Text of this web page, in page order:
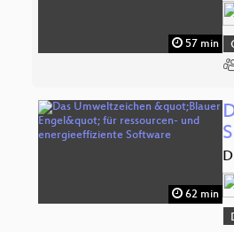
57 min
62 min